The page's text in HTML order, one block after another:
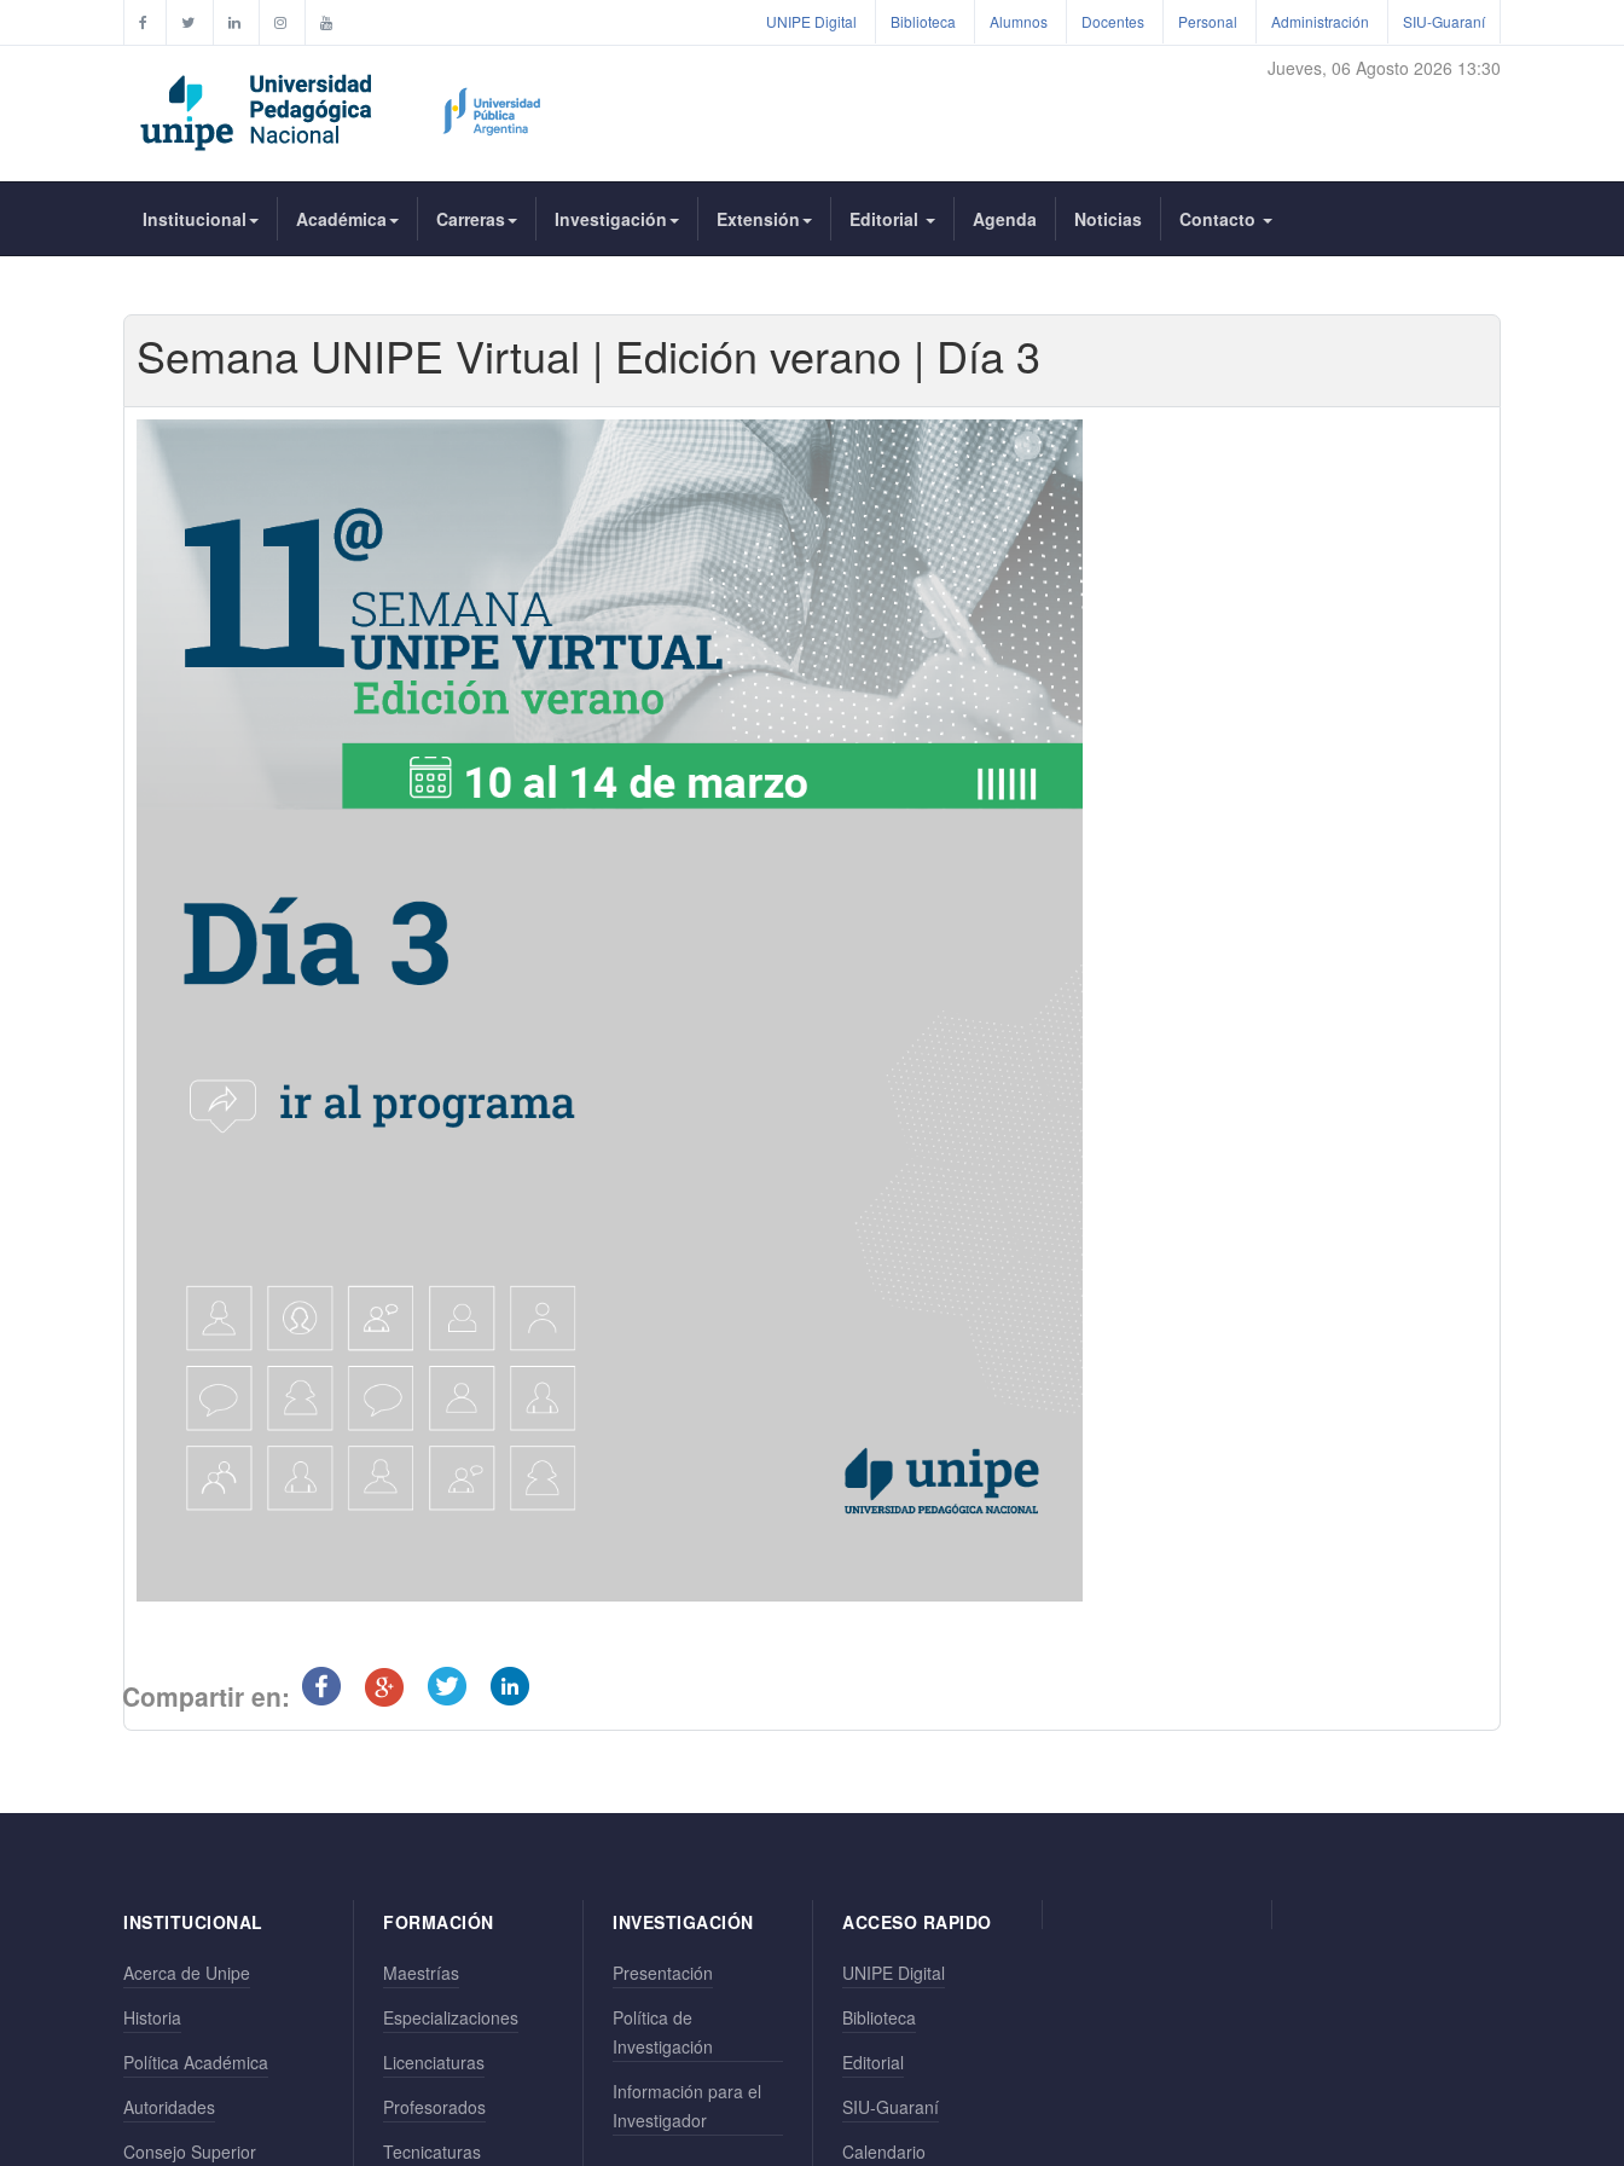
UNIPE Digital Biblioteca Alumnos Docentes Personal Administración SIU-Guaraní
Jueves, 06 Agosto 2026 13:30
Institucional Académica Carreras Investigación Extensión Editorial Agenda Noticias Contacto
Semana UNIPE Virtual | Edición verano | Día 3
Compartir en:
INSTITUCIONAL
Acerca de Unipe
Historia
Política Académica
Autoridades
Consejo Superior
FORMACIÓN
Maestrías
Especializaciones
Licenciaturas
Profesorados
Tecnicaturas
INVESTIGACIÓN
Presentación
Política de
Investigación
Información para el
Investigador
ACCESO RAPIDO
UNIPE Digital
Biblioteca
Editorial
SIU-Guaraní
Calendario